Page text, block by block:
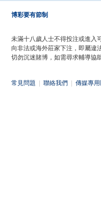
博彩要有節制
未滿十八歲人士不得投注或進入
向非法或海外莊家下注，即屬違
切勿沉迷賭博，如需尋求輔導協
常見問題 聯絡我們 傳媒專用